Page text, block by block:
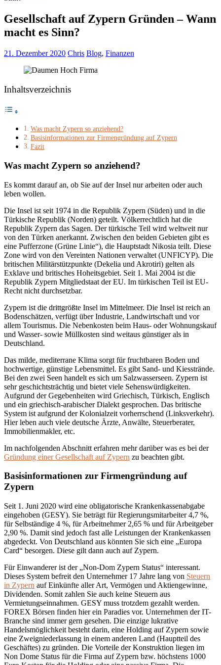
Gesellschaft auf Zypern Gründen – Wann
macht es Sinn?
21. Dezember 2020 Chris Blog, Finanzen
Inhaltsverzeichnis
Was macht Zypern so anziehend?
Basisinformationen zur Firmengründung auf Zypern
Fazit
Was macht Zypern so anziehend?
Es kommt darauf an, ob Sie auf der Insel nur arbeiten oder auch
leben wollen.
Die Insel ist seit 1974 in die Republik Zypern (Süden) und in die
Türkische Republik (Norden) geteilt. Völkerrechtlich hat die
Republik Zypern das Sagen. Der türkische Teil wird weltweit nur
von den Türken anerkannt. Zwischen den beiden Gebieten gibt es
eine Pufferzone (Grüne Linie“), die Hauptstadt Nikosia teilt. Diese
Zone wird von den Vereinten Nationen verwaltet (UNFICYP). Die
britischen Militärstützpunkte (Dekelia und Akrotiri) gelten als
Exklave und britisches Hoheitsgebiet. Seit 1. Mai 2004 ist die
Republik Zypern Mitgliedstaat der EU. Im türkischen Teil ist EU-
Recht nicht durchsetzbar.
Zypern ist die drittgrößte Insel im Mittelmeer. Die Insel ist reich an
Bodenschätzen, verfügt über Industrie, Landwirtschaft und vor
allem Tourismus. Die Nebenkosten beim Haus- oder Wohnungskauf
und Wasser- sowie Müllkosten sind weitaus günstiger als in
Deutschland.
Das milde, mediterrane Klima sorgt für fruchtbaren Boden und
hochwertige, günstige Lebensmittel. Es gibt Sand- und Kiesstrände.
Bei den zwei Seen handelt es sich um Salzwasserseen. Zypern ist
sehr geschichtsträchtig und bietet viele Sehenswürdigkeiten.
Aufgrund der Gegebenheiten wird Griechisch, Türkisch, Englisch
und ein griechisch-arabischer Dialekt gesprochen. Das britische
System ist aufgrund der Kolonialzeit vorherrschend (Linksverkehr).
Hier leben auch viele deutsche Ärzte, Anwälte, Steuerberater,
Immobilienmakler, etc.
Im nachfolgenden Abschnitt erfahren mehr darüber was es bei der
Gründung einer Gesellschaft auf Zypern zu beachten gibt.
Basisinformationen zur Firmengründung auf
Zypern
Seit 1. Juni 2020 wird eine obligatorische Krankenkassenabgabe
eingehoben (GESY). Sie beträgt für Regierungsmitarbeiter 4,7 %,
für Selbständige 4 %, für Arbeitnehmer 2,65 % und für Arbeitgeber
2,90 %. Damit sind jedoch fast alle Leistungen der Krankenkassen
abgedeckt. Von Deutschland aus könnten Sie sich eine „Europa
Card“ besorgen. Diese gilt dann auch auf Zypern.
Für Einwanderer ist der „Non-Dom Zypern Status“ interessant.
Dieses System befreit den Unternehmer 17 Jahre lang von Steuern
in Zypern auf Einkünfte aller Art, Vermögen und Aktiengewinne,
Dividenden. Somit zahlen Sie auch keine Steuern aus
Vermietungseinnahmen. GESY muss trotzdem gezahlt werden.
FOREX Börsen finden hier ein Paradies vor. Unternehmen der IT-
Branche sind immer gern gesehen. Die einzige lukrative
Handelsmöglichkeit besteht darin, eine Holding auf Zypern sowie
eine Zweigniederlassung in einem anderen Land (Hauptteil des
Geschäftes) zu gründen. Die Vorteile der Konstruktion liegen im
Non Dome Status für die Firma auf Zypern bzw. höchstens 1000